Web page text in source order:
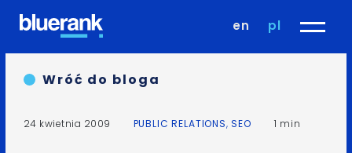
en pl
Wróć do bloga
24 kwietnia 2009 PUBLIC RELATIONS,SEO 1 min